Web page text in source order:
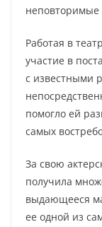
неповторимые
Работая в
участие в
с известными
помогло ей
самых
За свою
получила
выдающееся
ее одной из